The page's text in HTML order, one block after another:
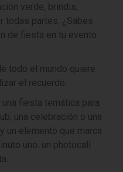
verde, brindis,
todas partes. ¿Sabes
de fiesta en tu evento
todo el mundo quiere
el recuerdo.
fiesta temática para
una celebración o una
un elemento que marca
uno: un photocall